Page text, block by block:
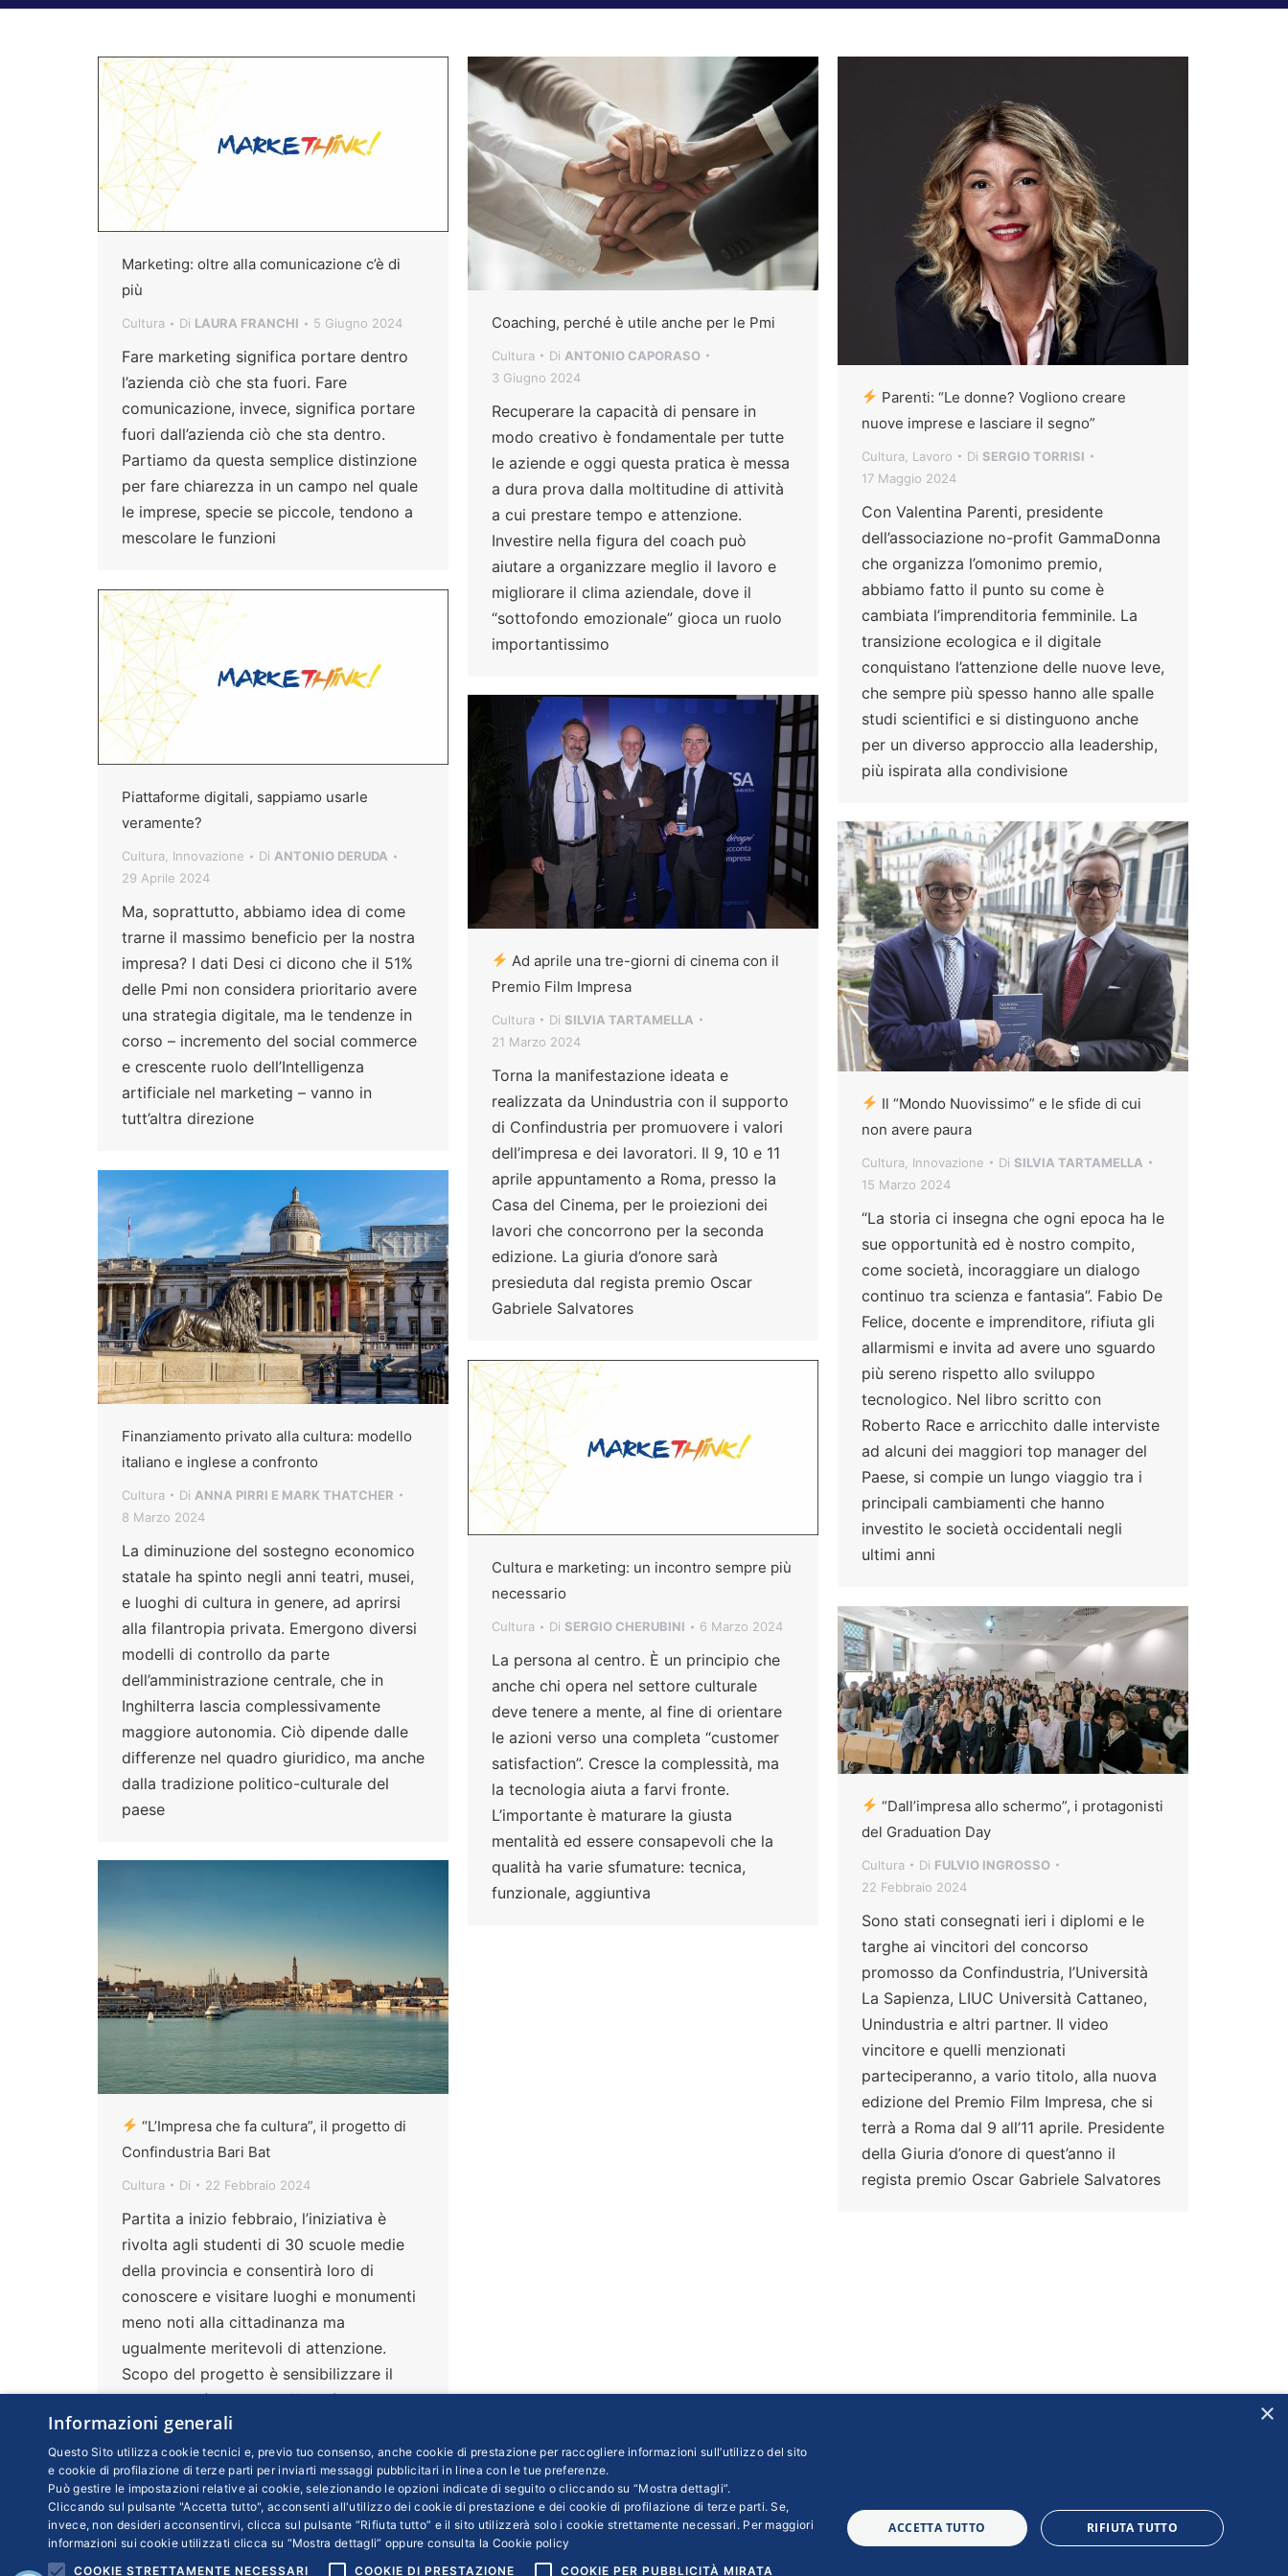
Marketing: oltre alla comunicazione c’è di
più
Cultura Di LAURA FRANCHI 5 Giugno 2024
Fare marketing significa portare dentro
l’azienda ciò che sta fuori. Fare
comunicazione, invece, significa portare
fuori dall’azienda ciò che sta dentro.
Partiamo da questa semplice distinzione
per fare chiarezza in un campo nel quale
le imprese, specie se piccole, tendono a
mescolare le funzioni
Coaching, perché è utile anche per le Pmi
Cultura Di ANTONIO CAPORASO
3 Giugno 2024
Recuperare la capacità di pensare in
modo creativo è fondamentale per tutte
le aziende e oggi questa pratica è messa
a dura prova dalla moltitudine di attività
a cui prestare tempo e attenzione.
Investire nella figura del coach può
aiutare a organizzare meglio il lavoro e
migliorare il clima aziendale, dove il
“sottofondo emozionale” gioca un ruolo
importantissimo
Parenti: “Le donne? Vogliono creare
nuove imprese e lasciare il segno”
Cultura Lavoro Di SERGIO TORRISI
17 Maggio 2024
Con Valentina Parenti, presidente
dell’associazione no-profit GammaDonna
che organizza l’omonimo premio,
abbiamo fatto il punto su come è
cambiata l’imprenditoria femminile. La
transizione ecologica e il digitale
conquistano l’attenzione delle nuove leve,
che sempre più spesso hanno alle spalle
studi scientifici e si distinguono anche
per un diverso approccio alla leadership,
più ispirata alla condivisione
Piattaforme digitali, sappiamo usarle
veramente?
Cultura Innovazione Di ANTONIO DERUDA
29 Aprile 2024
Ma, soprattutto, abbiamo idea di come
trarne il massimo beneficio per la nostra
impresa? I dati Desi ci dicono che il 51%
delle Pmi non considera prioritario avere
una strategia digitale, ma le tendenze in
corso – incremento del social commerce
e crescente ruolo dell’Intelligenza
artificiale nel marketing – vanno in
tutt’altra direzione
Ad aprile una tre-giorni di cinema con il
Premio Film Impresa
Cultura Di SILVIA TARTAMELLA
21 Marzo 2024
Torna la manifestazione ideata e
realizzata da Unindustria con il supporto
di Confindustria per promuovere i valori
dell’impresa e dei lavoratori. Il 9, 10 e 11
aprile appuntamento a Roma, presso la
Casa del Cinema, per le proiezioni dei
lavori che concorrono per la seconda
edizione. La giuria d’onore sarà
presieduta dal regista premio Oscar
Gabriele Salvatores
Il “Mondo Nuovissimo” e le sfide di cui
non avere paura
Cultura Innovazione Di SILVIA TARTAMELLA
15 Marzo 2024
“La storia ci insegna che ogni epoca ha le
sue opportunità ed è nostro compito,
come società, incoraggiare un dialogo
continuo tra scienza e fantasia”. Fabio De
Felice, docente e imprenditore, rifiuta gli
allarmismi e invita ad avere uno sguardo
più sereno rispetto allo sviluppo
tecnologico. Nel libro scritto con
Roberto Race e arricchito dalle interviste
ad alcuni dei maggiori top manager del
Paese, si compie un lungo viaggio tra i
principali cambiamenti che hanno
investito le società occidentali negli
ultimi anni
Finanziamento privato alla cultura: modello
italiano e inglese a confronto
Cultura Di ANNA PIRRI E MARK THATCHER
8 Marzo 2024
La diminuzione del sostegno economico
statale ha spinto negli anni teatri, musei,
e luoghi di cultura in genere, ad aprirsi
alla filantropia privata. Emergono diversi
modelli di controllo da parte
dell’amministrazione centrale, che in
Inghilterra lascia complessivamente
maggiore autonomia. Ciò dipende dalle
differenze nel quadro giuridico, ma anche
dalla tradizione politico-culturale del
paese
Cultura e marketing: un incontro sempre più
necessario
Cultura Di SERGIO CHERUBINI 6 Marzo 2024
La persona al centro. È un principio che
anche chi opera nel settore culturale
deve tenere a mente, al fine di orientare
le azioni verso una completa “customer
satisfaction”. Cresce la complessità, ma
la tecnologia aiuta a farvi fronte.
L’importante è maturare la giusta
mentalità ed essere consapevoli che la
qualità ha varie sfumature: tecnica,
funzionale, aggiuntiva
“Dall’impresa allo schermo”, i protagonisti
del Graduation Day
Cultura Di FULVIO INGROSSO
22 Febbraio 2024
Sono stati consegnati ieri i diplomi e le
targhe ai vincitori del concorso
promosso da Confindustria, l’Università
La Sapienza, LIUC Università Cattaneo,
Unindustria e altri partner. Il video
vincitore e quelli menzionati
parteciperanno, a vario titolo, alla nuova
edizione del Premio Film Impresa, che si
terrà a Roma dal 9 all’11 aprile. Presidente
della Giuria d’onore di quest’anno il
regista premio Oscar Gabriele Salvatores
“L’Impresa che fa cultura”, il progetto di
Confindustria Bari Bat
Cultura Di 22 Febbraio 2024
Partita a inizio febbraio, l’iniziativa è
rivolta agli studenti di 30 scuole medie
della provincia e consentirà loro di
conoscere e visitare luoghi e monumenti
meno noti alla cittadinanza ma
ugualmente meritevoli di attenzione.
Scopo del progetto è sensibilizzare il
pubblico più giovane affinché diventi
custode del proprio territorio
← 1 … 5 6 7 8 9 … 31
×
Informazioni generali
Questo Sito utilizza cookie tecnici e, previo tuo consenso, anche cookie di prestazione per raccogliere informazioni sull’utilizzo del sito
e cookie di profilazione di terze parti per inviarti messaggi pubblicitari in linea con le tue preferenze.
Può gestire le impostazioni relative ai cookie, selezionando le opzioni indicate di seguito o cliccando su “Mostra dettagli”.
Cliccando sul pulsante "Accetta tutto", acconsenti all'utilizzo dei cookie di prestazione e dei cookie di profilazione di terze parti. Se,
invece, non desideri acconsentirvi, clicca sul pulsante “Rifiuta tutto” e il sito utilizzerà solo i cookie strettamente necessari. Per maggiori
informazioni sui cookie utilizzati clicca su “Mostra dettagli” oppure consulta la Cookie policy
COOKIE STRETTAMENTE NECESSARI
COOKIE DI PRESTAZIONE COOKIE PER PUBBLICITÀ MIRATA
ACCETTA TUTTO RIFIUTA TUTTO